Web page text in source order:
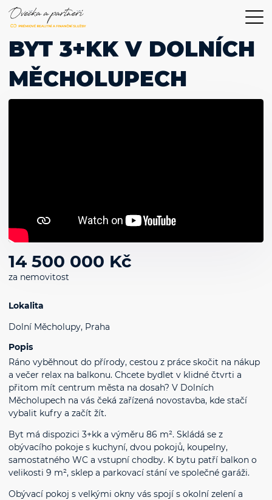
BYT 3+KK V DOLNÍCH
MĚCHOLUPECH
14 500 000 Kč
za nemovitost
Lokalita
Dolní Měcholupy, Praha
Popis
Ráno vyběhnout do přírody, cestou z práce skočit na nákup
a večer relax na balkonu. Chcete bydlet v klidné čtvrti a
přitom mít centrum města na dosah? V Dolních
Měcholupech na vás čeká zařízená novostavba, kde stačí
vybalit kufry a začít žít.
Byt má dispozici 3+kk a výměru 86 m². Skládá se z
obývacího pokoje s kuchyní, dvou pokojů, koupelny,
samostatného WC a vstupní chodby. K bytu patří balkon o
velikosti 9 m², sklep a parkovací stání ve společné garáži.
Obývací pokoj s velkými okny vás spojí s okolní zelení a